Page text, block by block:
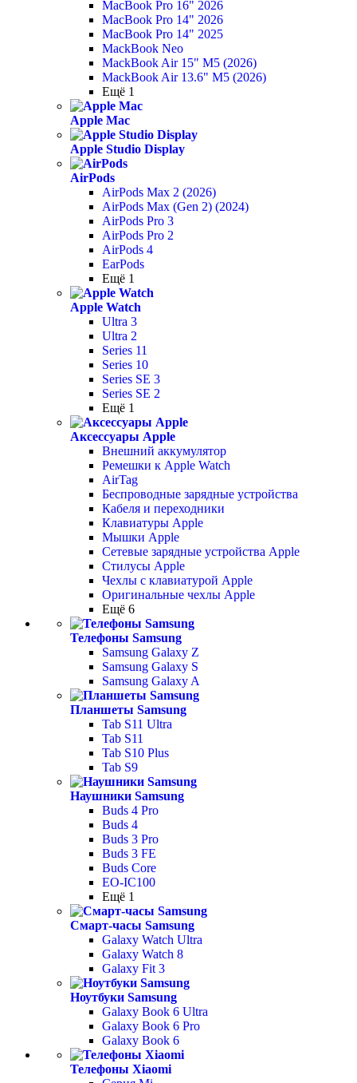
MacBook Pro 16" 2026
MacBook Pro 14" 2026
MacBook Pro 14" 2025
MackBook Neo
MackBook Air 15" M5 (2026)
MackBook Air 13.6" M5 (2026)
Ещё 1
Apple Mac
Apple Studio Display
AirPods
AirPods Max 2 (2026)
AirPods Max (Gen 2) (2024)
AirPods Pro 3
AirPods Pro 2
AirPods 4
EarPods
Ещё 1
Apple Watch
Ultra 3
Ultra 2
Series 11
Series 10
Series SE 3
Series SE 2
Ещё 1
Аксессуары Apple
Внешний аккумулятор
Ремешки к Apple Watch
AirTag
Беспроводные зарядные устройства
Кабеля и переходники
Клавиатуры Apple
Мышки Apple
Сетевые зарядные устройства Apple
Стилусы Apple
Чехлы с клавиатурой Apple
Оригинальные чехлы Apple
Ещё 6
Телефоны Samsung
Samsung Galaxy Z
Samsung Galaxy S
Samsung Galaxy A
Планшеты Samsung
Tab S11 Ultra
Tab S11
Tab S10 Plus
Tab S9
Наушники Samsung
Buds 4 Pro
Buds 4
Buds 3 Pro
Buds 3 FE
Buds Core
EO-IC100
Ещё 1
Смарт-часы Samsung
Galaxy Watch Ultra
Galaxy Watch 8
Galaxy Fit 3
Ноутбуки Samsung
Galaxy Book 6 Ultra
Galaxy Book 6 Pro
Galaxy Book 6
Телефоны Xiaomi